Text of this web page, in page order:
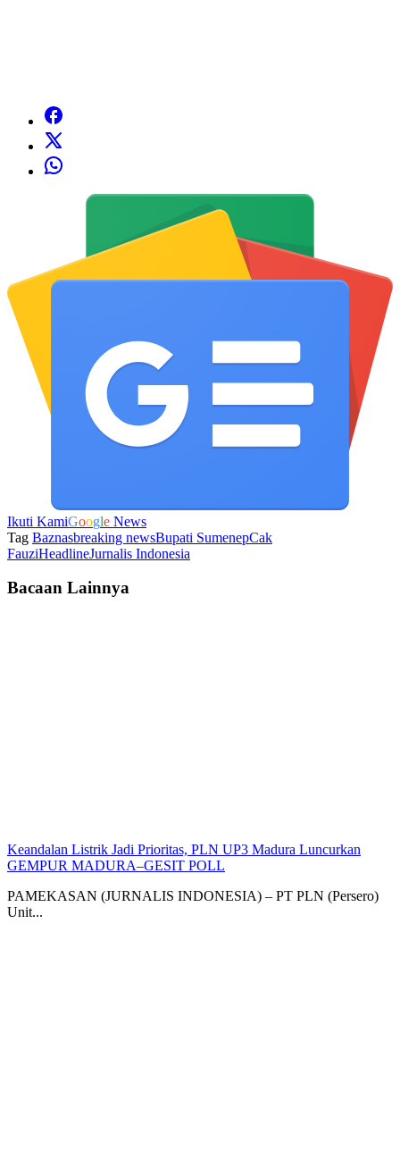
Ikuti KamiGoogle News
Tag Baznasbreaking newsBupati SumenepCak
FauziHeadlineJurnalis Indonesia
Bacaan Lainnya
Keandalan Listrik Jadi Prioritas, PLN UP3 Madura Luncurkan
GEMPUR MADURA–GESIT POLL
PAMEKASAN (JURNALIS INDONESIA) – PT PLN (Persero)
Unit...